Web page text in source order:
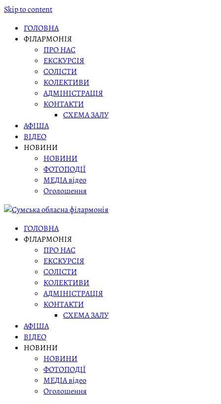
Skip to content
ГОЛОВНА
ФІЛАРМОНІЯ
ПРО НАС
ЕКСКУРСІЯ
СОЛІСТИ
КОЛЕКТИВИ
АДМІНІСТРАЦІЯ
КОНТАКТИ
СХЕМА ЗАЛУ
АФІША
ВІДЕО
НОВИНИ
НОВИНИ
ФОТОПОДІЇ
МЕДІА відео
Оголошення
ГОЛОВНА
ФІЛАРМОНІЯ
ПРО НАС
ЕКСКУРСІЯ
СОЛІСТИ
КОЛЕКТИВИ
АДМІНІСТРАЦІЯ
КОНТАКТИ
СХЕМА ЗАЛУ
АФІША
ВІДЕО
НОВИНИ
НОВИНИ
ФОТОПОДІЇ
МЕДІА відео
Оголошення